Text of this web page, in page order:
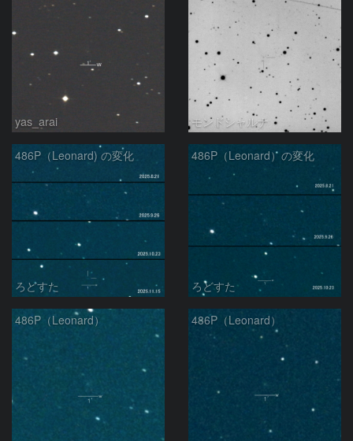
yas_arai モンドシャルナ
486P（Leonard) の変化
ろどすた
486P（Leonard）の変化
ろどすた
486P（Leonard） 486P（Leonard）